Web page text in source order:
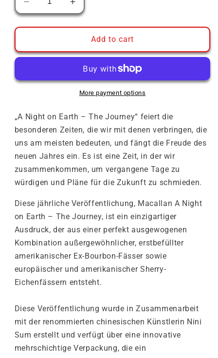
Decrease
quantity
for
A
Night
Earth
2023
Release
Increase
quantity
for
Macallan
A
Night
On
Earth
The
2023
Add to cart
More payment options
„A Night on Earth – The Journey“ feiert die
besonderen Zeiten, die wir mit denen verbringen, die
uns am meisten bedeuten, und fängt die Freude des
neuen Jahres ein. Es ist eine Zeit, in der wir
zusammenkommen, um vergangene Tage zu
würdigen und Pläne für die Zukunft zu schmieden.
Diese jährliche Veröffentlichung, Macallan A Night
on Earth – The Journey, ist ein einzigartiger
Ausdruck, der aus einer perfekt ausgewogenen
Kombination außergewöhnlicher, erstbefüllter
amerikanischer Ex-Bourbon-Fässer sowie
europäischer und amerikanischer Sherry-
Eichenfässern entsteht.
Diese Veröffentlichung wurde in Zusammenarbeit
mit der renommierten chinesischen Künstlerin Nini
Sum erstellt und verfügt über eine innovative
mehrschichtige Verpackung, die ein